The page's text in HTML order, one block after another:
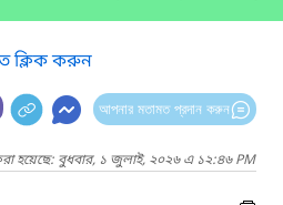
ক্লিক করুন
আপনার মতামত প্রদান করুন
হয়েছে: বুধবার, ১ জুলাই, ২০২৬ এ ১২:৪৬ PM